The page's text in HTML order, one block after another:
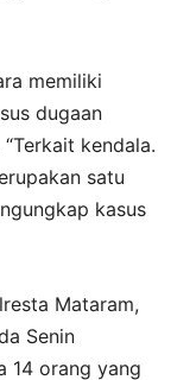
memiliki
dugaan
kendala.
satu
kasus
Mataram,
Senin
14 orang yang